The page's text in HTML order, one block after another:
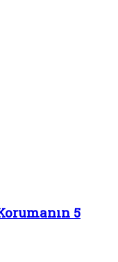
5